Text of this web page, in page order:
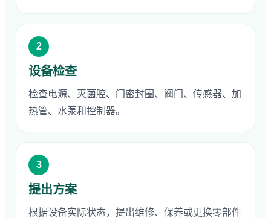
2
设备检查
检查电源、灭菌腔、门密封圈、阀门、传感器、加
热管、水泵和控制器。
3
提出方案
根据设备实际状态，提出维修、保养或更换零部件